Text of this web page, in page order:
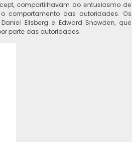
compartilhavam do entusiasmo de
comportamento das autoridades. Os
Ellsberg e Edward Snowden, que
parte das autoridades.